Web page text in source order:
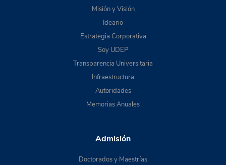
Misión y Visión
Ideario
Estrategia Corporativa
Soy UDEP
Transparencia Universitaria
Infraestructura
Autoridades
Memorias Anuales
Admisión
Doctorados y Maestrías